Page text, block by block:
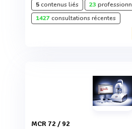
5contenus liés 23
1427consultations récentes
MCR 72 / 92